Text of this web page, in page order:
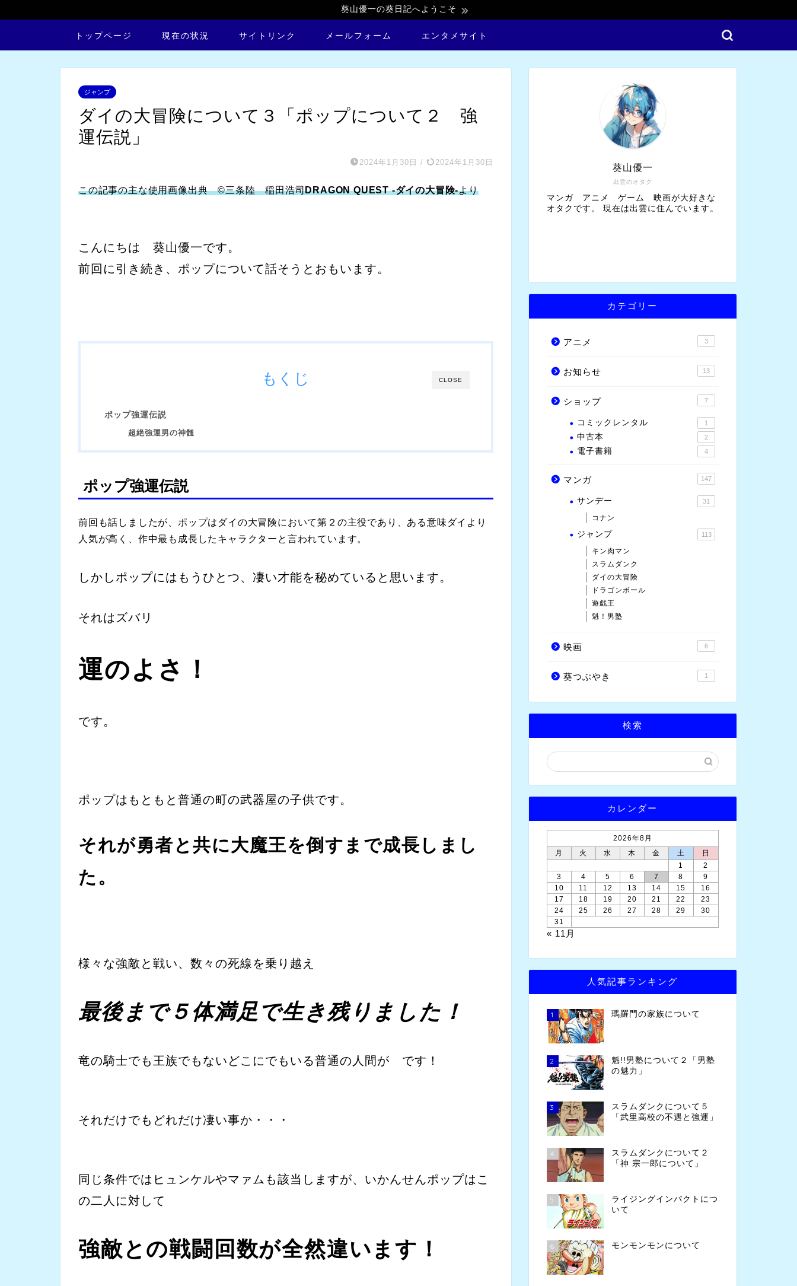
葵山優一の葵日記へようこそ
トップページ 現在の状況 サイトリンク メールフォーム エンタメサイト
ジャンプ
ダイの大冒険について３「ポップについて２ 強
運伝説」
2024年1月30日 / 2024年1月30日
この記事の主な使用画像出典 ©三条陸 稲田浩司DRAGON QUEST -ダイの大冒険-より
こんにちは 葵山優一です。
前回に引き続き、ポップについて話そうとおもいます。
CLOSE
もくじ
ポップ強運伝説
超絶強運男の神髄
ポップ強運伝説
前回も話しましたが、ポップはダイの大冒険において第２の主役であり、ある意味ダイより
人気が高く、作中最も成長したキャラクターと言われています。
しかしポップにはもうひとつ、凄い才能を秘めていると思います。
それはズバリ
運のよさ！
です。
ポップはもともと普通の町の武器屋の子供です。
それが勇者と共に大魔王を倒すまで成長しまし
た。
様々な強敵と戦い、数々の死線を乗り越え
最後まで５体満足で生き残りました！
竜の騎士でも王族でもないどこにでもいる普通の人間が です！
それだけでもどれだけ凄い事か・・・
同じ条件ではヒュンケルやマァムも該当しますが、いかんせんポップはこ
の二人に対して
強敵との戦闘回数が全然違います！
出雲のオタク
葵山優一
マンガ アニメ ゲーム 映画が大好きな
オタクです。 現在は出雲に住んでいます。
カテゴリー
アニメ 3
お知らせ 13
ショップ 7
コミックレンタル 1
中古本 2
電子書籍 4
マンガ 147
サンデー 31
コナン
ジャンプ 113
キン肉マン
スラムダンク
ダイの大冒険
ドラゴンボール
遊戯王
魁！男塾
映画 6
葵つぶやき 1
検索
カレンダー
2026年8月
月
火 水 木 金 土
日
1
2
3
4 5 6 7 8
9
10
11 12 13 14 15
16
17
18 19 20 21 22
23
24
25 26 27 28 29
30
31
« 11月
人気記事ランキング
1 瑪羅門の家族について
2
魁!!男塾について２「男塾
の魅力」
3
スラムダンクについて５
「武里高校の不遇と強運」
4
スラムダンクについて２
「神 宗一郎について」
5
ライジングインパクトにつ
いて
6 モンモンモンについて